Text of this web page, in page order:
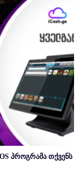
პროგრამა თქვენს